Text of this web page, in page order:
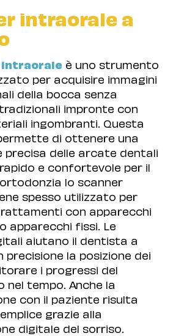
intraorale a
è uno strumento
per acquisire immagini
della bocca senza
impronte con
ingombranti. Questa
di ottenere una
precisa delle arcate dentali
e confortevole per il
lo scanner
spesso utilizzato per
con apparecchi
apparecchi fissi. Le
aiutano il dentista a
precisione la posizione dei
i progressi del
tempo. Anche la
con il paziente risulta
grazie alla
digitale del sorriso.